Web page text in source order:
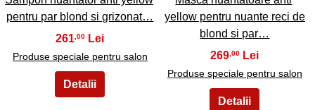
pentru par blond si grizonat…
261,00
Produse speciale pentru salon
yellow pentru nuante reci de
blond si par…
269,00
Produse speciale pentru salon